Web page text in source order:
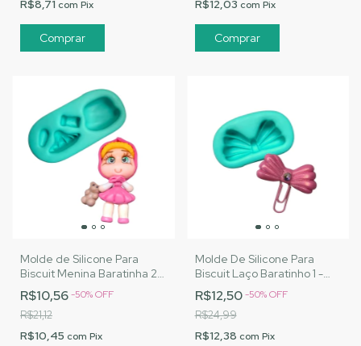
R$8,71 com Pix R$12,03 com Pix
Molde de Silicone Para
Biscuit Menina Baratinha 2 -
MJ Artesanatos |Cód.
A087
R$10,56-50%OFF
R$21,12
R$10,45 com Pix
Molde De Silicone Para
Biscuit Laço Baratinho 1 -
MJ Artesanatos |Cód. A091
R$12,50-50%OFF
R$24,99
R$12,38 com Pix